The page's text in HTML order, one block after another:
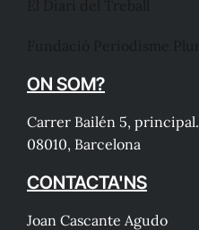
ON SOM?
Carrer Bailén 5, principal.
08010, Barcelona
CONTACTA'NS
Joan Cascante Agudo